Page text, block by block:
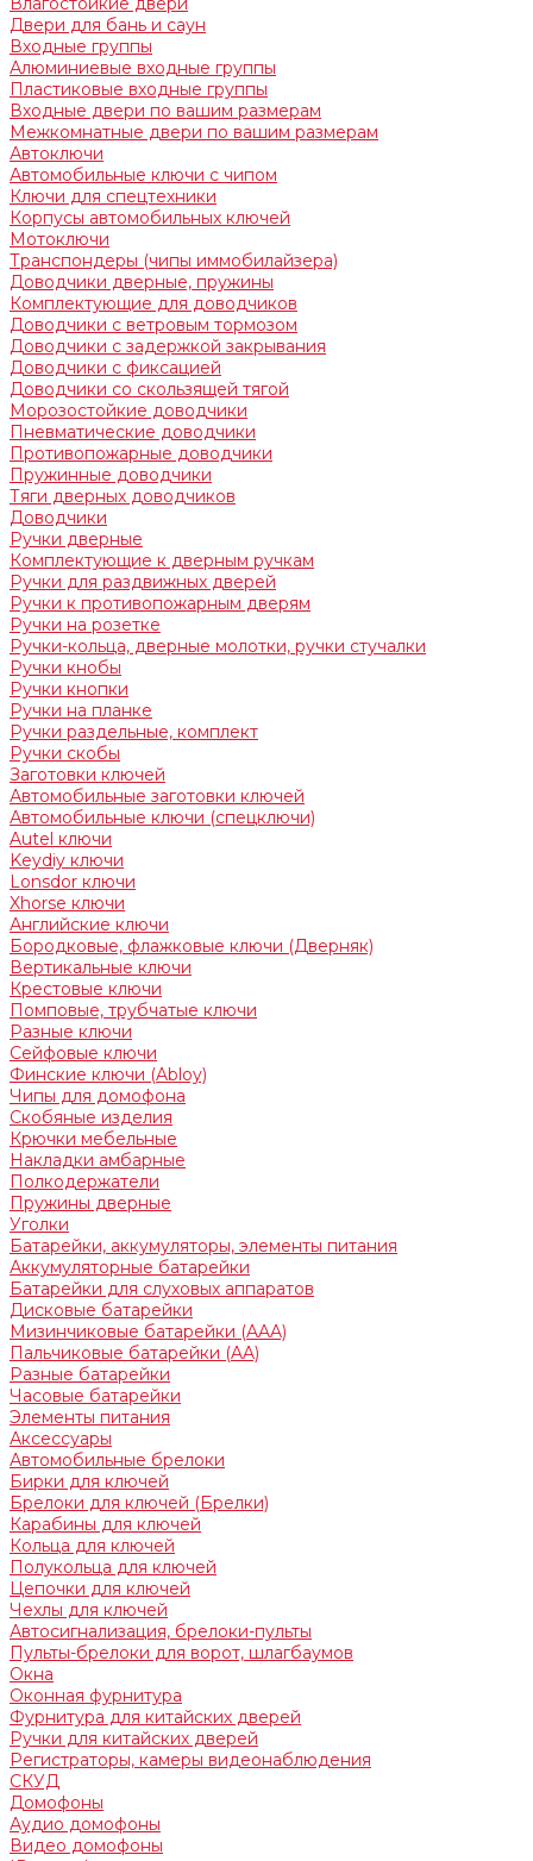
Двери для бань и саун
Входные группы
Алюминиевые входные группы
Пластиковые входные группы
Входные двери по вашим размерам
Межкомнатные двери по вашим размерам
Автоключи
Автомобильные ключи с чипом
Ключи для спецтехники
Корпусы автомобильных ключей
Мотоключи
Транспондеры (чипы иммобилайзера)
Доводчики дверные, пружины
Комплектующие для доводчиков
Доводчики с ветровым тормозом
Доводчики с задержкой закрывания
Доводчики с фиксацией
Доводчики со скользящей тягой
Морозостойкие доводчики
Пневматические доводчики
Противопожарные доводчики
Пружинные доводчики
Тяги дверных доводчиков
Доводчики
Ручки дверные
Комплектующие к дверным ручкам
Ручки для раздвижных дверей
Ручки к противопожарным дверям
Ручки на розетке
Ручки-кольца, дверные молотки, ручки стучалки
Ручки кнобы
Ручки кнопки
Ручки на планке
Ручки раздельные, комплект
Ручки скобы
Заготовки ключей
Автомобильные заготовки ключей
Автомобильные ключи (спецключи)
Autel ключи
Keydiy ключи
Lonsdor ключи
Xhorse ключи
Английские ключи
Бородковые, флажковые ключи (Дверняк)
Вертикальные ключи
Крестовые ключи
Помповые, трубчатые ключи
Разные ключи
Сейфовые ключи
Финские ключи (Abloy)
Чипы для домофона
Скобяные изделия
Крючки мебельные
Накладки амбарные
Полкодержатели
Пружины дверные
Уголки
Батарейки, аккумуляторы, элементы питания
Аккумуляторные батарейки
Батарейки для слуховых аппаратов
Дисковые батарейки
Мизинчиковые батарейки (AAA)
Пальчиковые батарейки (AA)
Разные батарейки
Часовые батарейки
Элементы питания
Аксессуары
Автомобильные брелоки
Бирки для ключей
Брелоки для ключей (Брелки)
Карабины для ключей
Кольца для ключей
Полукольца для ключей
Цепочки для ключей
Чехлы для ключей
Автосигнализация, брелоки-пульты
Пульты-брелоки для ворот, шлагбаумов
Окна
Оконная фурнитура
Фурнитура для китайских дверей
Ручки для китайских дверей
Регистраторы, камеры видеонаблюдения
СКУД
Домофоны
Аудио домофоны
Видео домофоны